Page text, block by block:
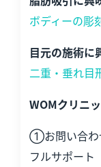
ボディーの
目元の施術に
二重・垂れ目
WOMクリニ
①お問い合わ
フルサポート